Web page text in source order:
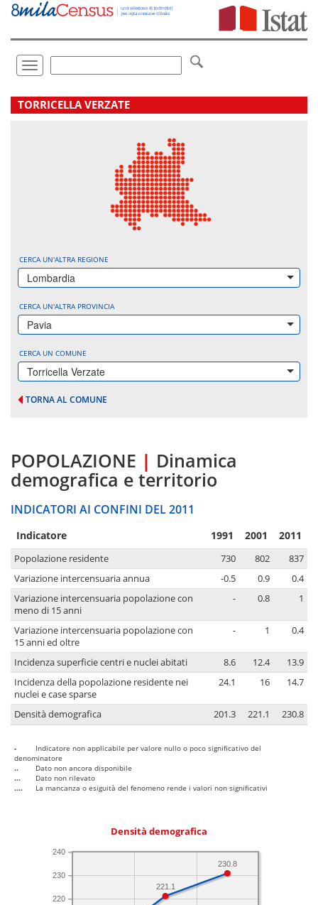
Vai
direttamente
Toggle
navigation
.
TORRICELLA VERZATE
CERCA UN'ALTRA REGIONE
Lombardia
CERCA UN'ALTRA PROVINCIA
Pavia
CERCA UN COMUNE
Torricella Verzate
TORNA AL COMUNE
POPOLAZIONE | Dinamica
demografica e territorio
INDICATORI AI CONFINI DEL 2011
Indicatore 1991 2001 2011
Popolazione residente 730 802
837
Variazione intercensuaria annua
-0.5 0.9
0.4
Variazione intercensuaria popolazione con
meno di 15 anni
- 0.8 1
Variazione intercensuaria popolazione con
15 anni ed oltre
- 1 0.4
Incidenza superficie centri e nuclei abitati 8.6 12.4
13.9
Incidenza della popolazione residente nei
nuclei e case sparse
24.1 16 14.7
Densità demografica 201.3 221.1 230.8
-
Indicatore non applicabile per valore nullo o poco significativo del
denominatore
..
Dato non ancora disponibile
...
Dato non rilevato
....
La mancanza o esiguità del fenomeno rende i valori non significativi
Densità demografica
220
230
240
230.8
221.1